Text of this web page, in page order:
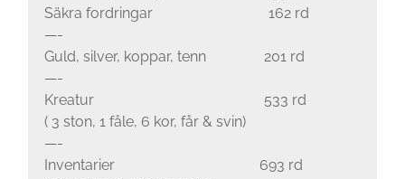
Säkra fordringar 162 rd
—-
Guld, silver, koppar, tenn 201 rd
—-
Kreatur 533 rd
( 3 ston, 1 fåle, 6 kor, får & svin)
—-
Inventarier 693 rd